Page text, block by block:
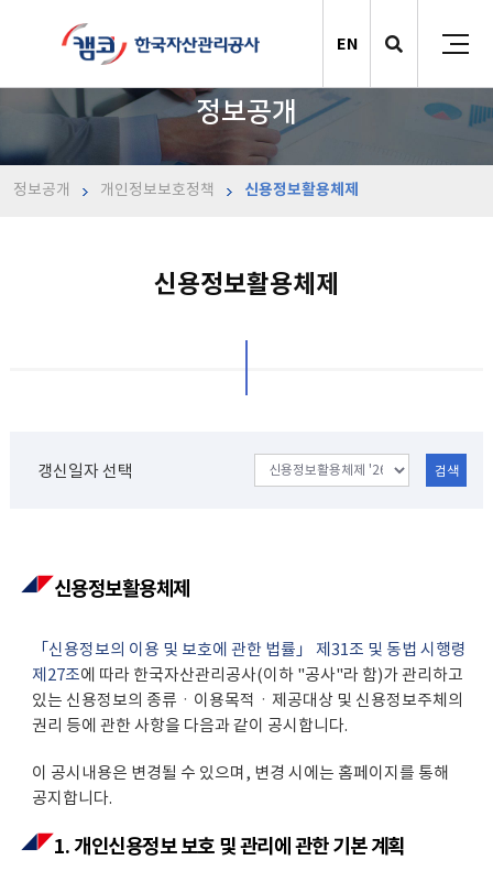
EN
정보공개
정보공개 개인정보보호정책 신용정보활용체제
신용정보활용체제
갱신일자 선택
신용정보활용체제
「신용정보의 이용 및 보호에 관한 법률」 제31조 및 동법 시행령
제27조에 따라 한국자산관리공사(이하 "공사"라 함)가 관리하고
있는 신용정보의 종류ㆍ이용목적ㆍ제공대상 및 신용정보주체의
권리 등에 관한 사항을 다음과 같이 공시합니다.
이 공시내용은 변경될 수 있으며, 변경 시에는 홈페이지를 통해
공지합니다.
1. 개인신용정보 보호 및 관리에 관한 기본 계획